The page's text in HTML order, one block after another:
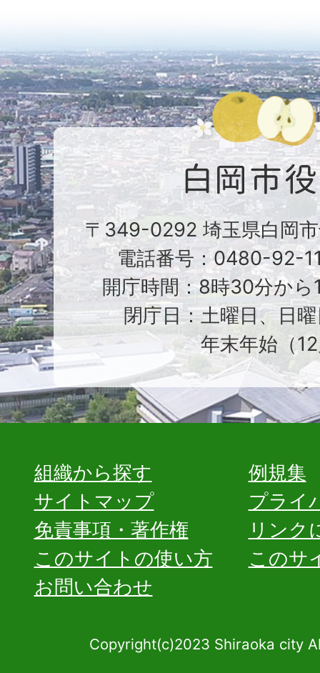
〒349-0292 埼玉県白岡
電話番号：0480-92-
開庁時間：8時30分から
閉庁日：土曜日、日
年末年始（
組織から探す
例規集
サイトマップ
プライ
免責事項・著作権
リンク
このサイトの使い方
このサ
お問い合わせ
Copyright(c)2023 Shiraoka city